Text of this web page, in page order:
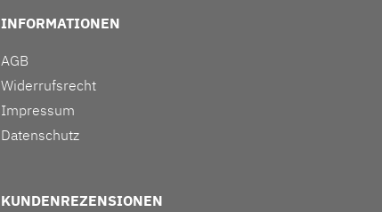
INFORMATIONEN
AGB
Widerrufsrecht
Impressum
Datenschutz
KUNDENREZENSIONEN